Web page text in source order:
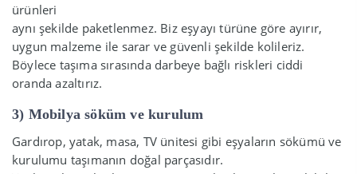
ürünleri
aynı şekilde paketlenmez. Biz eşyayı türüne göre ayırır,
uygun malzeme ile sarar ve güvenli şekilde kolileriz.
Böylece taşıma sırasında darbeye bağlı riskleri ciddi
oranda azaltırız.
3) Mobilya söküm ve kurulum
Gardırop, yatak, masa, TV ünitesi gibi eşyaların sökümü ve
kurulumu taşımanın doğal parçasıdır.